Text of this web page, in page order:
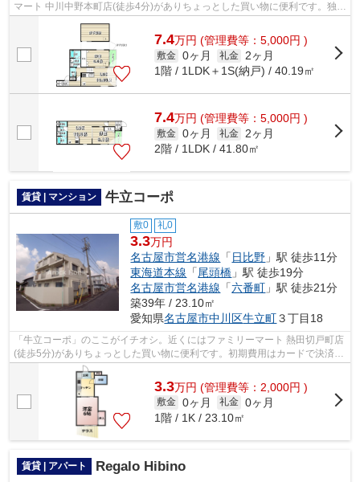
マート 中川中野本町店(徒歩4分)がありちょっとした買い物に便利です。独創
7.4万円 (管理費等：5,000円 )
敷金 0ヶ月 礼金
2ヶ月
1階 / 1LDK＋1S(納戸) / 40.19㎡
7.4万円 (管理費等：5,000円 )
敷金 0ヶ月 礼金
2ヶ月
2階 / 1LDK / 41.80㎡
賃貸 | マンション 牛立コーポ
敷0 礼0
3.3万円
名古屋市営名港線 「 日比野 」駅 徒歩11分
東海道本線 「尾頭橋 」駅 徒歩19分
名古屋市営名港線 「六番町 」駅 徒歩21分
築39年 / 23.10㎡
愛知県名古屋市中川区牛立町３丁目18
「牛立コーポ」のここがイチオシ。近くにはファミリーマート 熱田切戸町店
(徒歩5分)がありちょっとした買い物に便利です。初期費用はカードで決済い
ただけます。電車でのアクセスを快...
3.3万円 (管理費等：2,000円 )
敷金 0ヶ月 礼金 0ヶ月
1階 / 1K / 23.10㎡
賃貸 | アパート Regalo Hibino